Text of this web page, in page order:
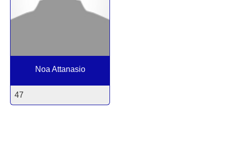
Noa Attanasio
47